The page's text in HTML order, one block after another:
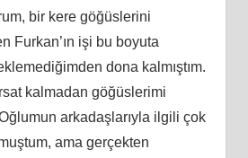
bir kere göğüslerini
Furkan’ın işi bu boyuta
dona kalmıştım.
kalmadan göğüslerimi
arkadaşlarıyla ilgili çok
ama gerçekten